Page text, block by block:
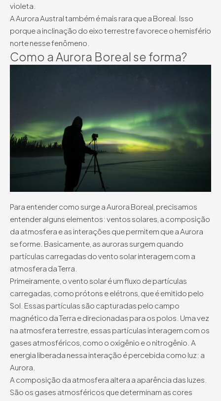
violeta.
A Aurora Austral também é mais rara que a Boreal. Isso
porque a inclinação do eixo terrestre favorece o hemisfério
norte nesse fenômeno.
Como a Aurora Boreal se forma?
Para entender como surge a Aurora Boreal, precisamos
entender alguns elementos: ventos solares, a composição
da atmosfera e as interações que permitem que a Aurora
se forme. Basicamente, as auroras surgem quando
partículas carregadas do vento solar interagem com a
atmosfera da Terra.
Primeiramente, o vento solar é um fluxo de partículas
carregadas, como prótons e elétrons, que é emitido pelo
Sol. Essas partículas são capturadas pelo campo
magnético da Terra e direcionadas para os polos. Uma vez
na atmosfera terrestre, essas partículas interagem com os
gases atmosféricos, como o oxigênio e o nitrogênio. A
energia liberada nessa interação é percebida como luz: a
Aurora.
A composição da atmosfera altera a aparência das luzes.
São os gases atmosféricos que determinam as cores